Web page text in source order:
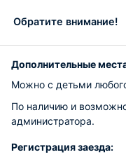
Обратите внимание!
Дополнительные
Можно с детьми
По наличию и
администратора.
Регистрация заезда: